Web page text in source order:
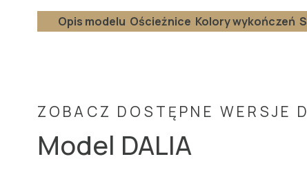
W aranżacji: drzwi DALIA D1, lakier
Opis modelu Ościeżnice Kolory wykończeń
ZOBACZ DOSTĘPNE WERSJE
Model DALIA